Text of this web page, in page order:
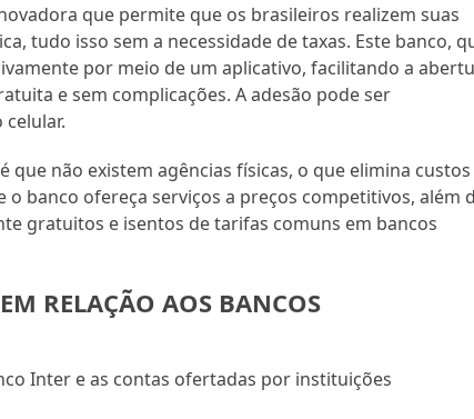
que permite que os brasileiros realizem suas
tudo isso sem a necessidade de taxas. Este banco,
por meio de um aplicativo, facilitando a
e sem complicações. A adesão pode ser
não existem agências físicas, o que elimina custos
banco ofereça serviços a preços competitivos, além
gratuitos e isentos de tarifas comuns em bancos
RELAÇÃO AOS BANCOS
Inter e as contas ofertadas por instituições